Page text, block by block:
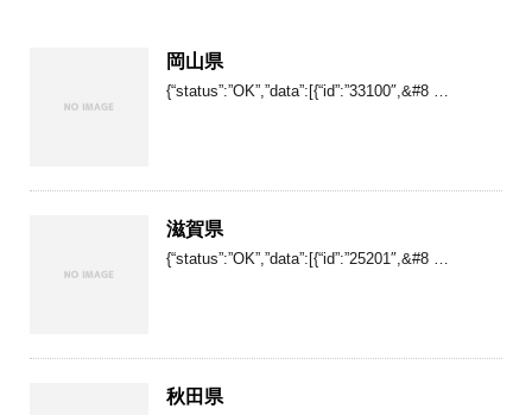
岡山県
{“status”:”OK”,”data”:[{“id”:”33100″,&#8 …
滋賀県
{“status”:”OK”,”data”:[{“id”:”25201″,&#8 …
秋田県